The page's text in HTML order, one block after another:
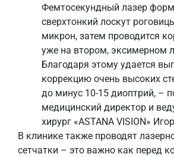
Фемтосекундный лазер
сверхтонкий лоскут
микрон, затем проводится
уже на втором, эксимерном
Благодаря этому удается
коррекцию очень высоких
до минус 10-15 диоптрий, –
медицинский директор и
хирург «ASTANA VISION»
В клинике также проводят
сетчатки – это важно как перед